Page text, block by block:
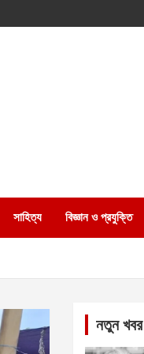
সাহিত্য বিজ্ঞান ও প্রযুক্তি
নতুন খবর